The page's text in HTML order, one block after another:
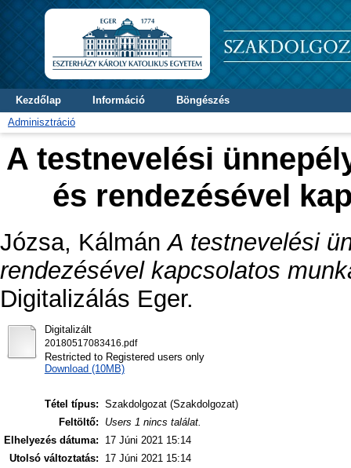
Kezdőlap Információ
Böngészés
Adminisztráció
A testnevelési
és rendezésével
Józsa, Kálmán A testnevelési
rendezésével kapcsolatos
Digitalizálás Eger.
Digitalizált
20180517083416.pdf
Restricted to Registered users only
Download (10MB)
Tétel típus: Szakdolgozat (Szakdolgozat)
Feltöltő:
Users 1 nincs találat.
Elhelyezés dátuma:
17 Júni 2021 15:14
Utolsó változtatás:
17 Júni 2021 15:14